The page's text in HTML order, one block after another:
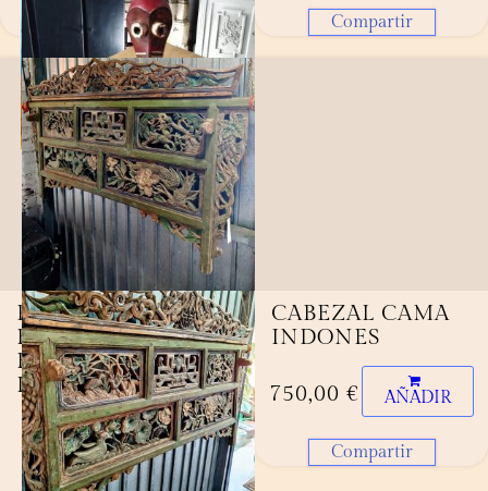
Compartir Compartir
PAREJA DE
FUENTES
FIGURAS DE
LEONES.
1.800,00€
AÑADIR
CABEZAL CAMA
INDONES
750,00 € AÑADIR
Compartir